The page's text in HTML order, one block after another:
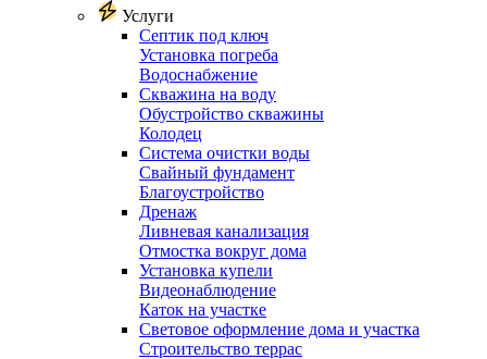
Услуги
Септик под ключ
Установка погреба
Водоснабжение
Скважина на воду
Обустройство скважины
Колодец
Система очистки воды
Свайный фундамент
Благоустройство
Дренаж
Ливневая канализация
Отмостка вокруг дома
Установка купели
Видеонаблюдение
Каток на участке
Световое оформление дома и участка
Строительство террас